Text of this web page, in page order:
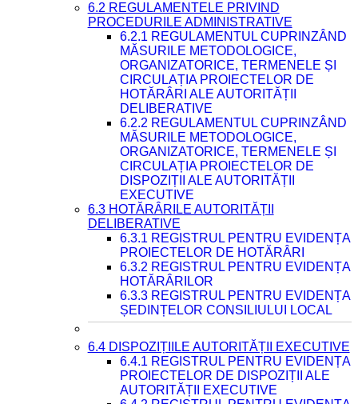
6.2 REGULAMENTELE PRIVIND
PROCEDURILE ADMINISTRATIVE
6.2.1 REGULAMENTUL CUPRINZÂND
MĂSURILE METODOLOGICE,
ORGANIZATORICE, TERMENELE ȘI
CIRCULAȚIA PROIECTELOR DE
HOTĂRÂRI ALE AUTORITĂȚII
DELIBERATIVE
6.2.2 REGULAMENTUL CUPRINZÂND
MĂSURILE METODOLOGICE,
ORGANIZATORICE, TERMENELE ȘI
CIRCULAȚIA PROIECTELOR DE
DISPOZIȚII ALE AUTORITĂȚII
EXECUTIVE
6.3 HOTĂRÂRILE AUTORITĂȚII
DELIBERATIVE
6.3.1 REGISTRUL PENTRU EVIDENȚA
PROIECTELOR DE HOTĂRÂRI
6.3.2 REGISTRUL PENTRU EVIDENȚA
HOTĂRÂRILOR
6.3.3 REGISTRUL PENTRU EVIDENȚA
ȘEDINȚELOR CONSILIULUI LOCAL
6.4 DISPOZIȚIILE AUTORITĂȚII EXECUTIVE
6.4.1 REGISTRUL PENTRU EVIDENȚA
PROIECTELOR DE DISPOZIȚII ALE
AUTORITĂȚII EXECUTIVE